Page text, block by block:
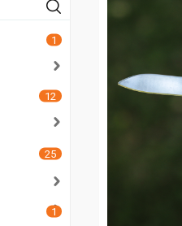
1
12
25
1